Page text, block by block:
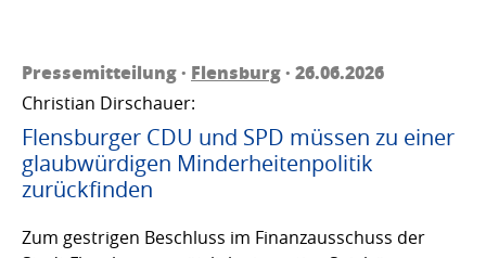
Pressemitteilung · Flensburg· 26.06.2026
Christian Dirschauer:
Flensburger CDU und SPD müssen zu einer
glaubwürdigen Minderheitenpolitik
zurückfinden
Zum gestrigen Beschluss im Finanzausschuss der